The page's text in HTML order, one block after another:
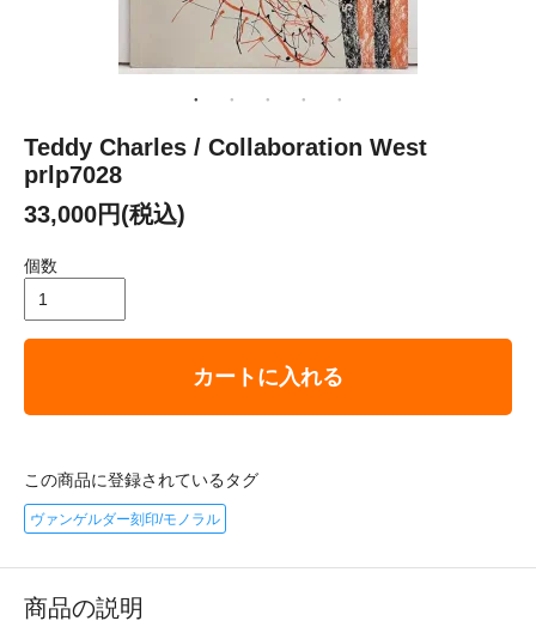
Teddy Charles / Collaboration West
prlp7028
33,000円(税込)
個数
カートに入れる
この商品に登録されているタグ
ヴァンゲルダー刻印/モノラル
商品の説明